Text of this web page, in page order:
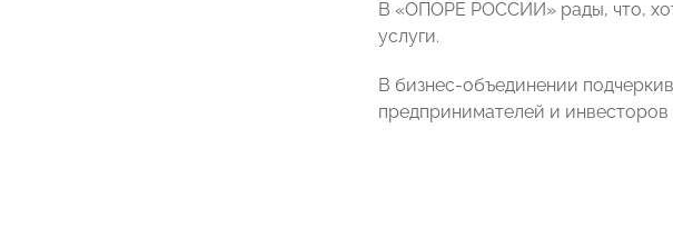
В «ОПОРЕ РОССИИ» рады, что,
услуги.
В бизнес-объединении
предпринимателей и